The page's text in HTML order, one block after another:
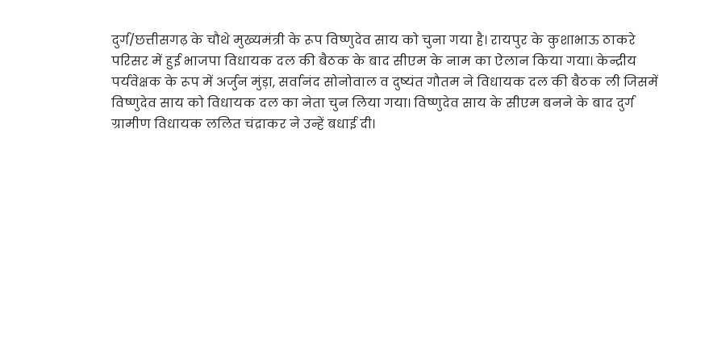
दुर्ग/छत्तीसगढ़ के चौथे मुख्यमंत्री के रूप विष्णुदेव साय को चुना गया है। रायपुर के कुशाभाऊ ठाकरे
परिसर में हुई भाजपा विधायक दल की बैठक के बाद सीएम के नाम का ऐलान किया गया। केन्द्रीय
पर्यवेक्षक के रूप में अर्जुन मुंड़ा, सर्वानंद सोनोवाल व दुष्यंत गौतम ने विधायक दल की बैठक ली जिसमें
विष्णुदेव साय को विधायक दल का नेता चुन लिया गया। विष्णुदेव साय के सीएम बनने के बाद दुर्ग
ग्रामीण विधायक ललित चंद्राकर ने उन्हें बधाई दी।